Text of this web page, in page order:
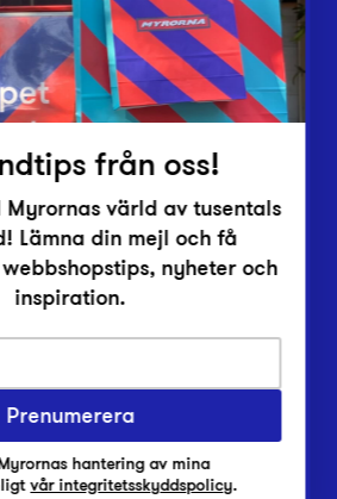
leverans eller retur?
från oss!
Myrornas värld av tusentals
Lämna din mejl och få
nyheter och
inspiration.
Prenumerera
hantering av mina
vår integritetsskyddspolicy.